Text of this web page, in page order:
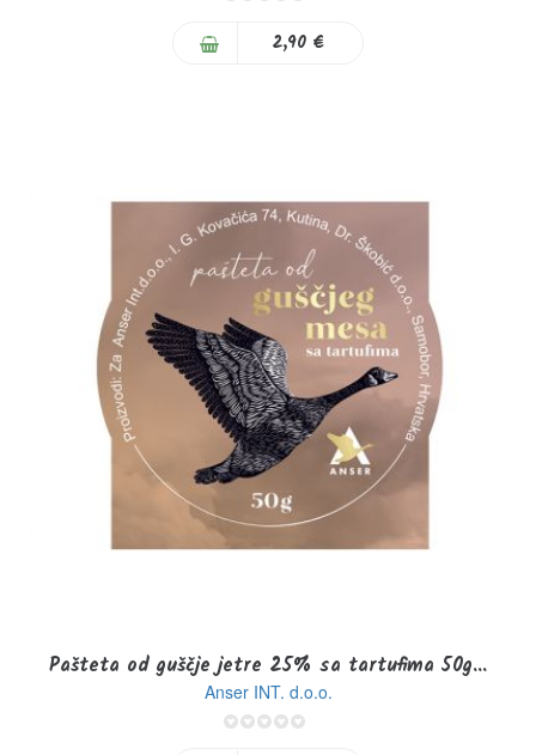
2,90 €
Pašteta od guščje jetre 25% sa tartufima 50g...
Anser INT. d.o.o.